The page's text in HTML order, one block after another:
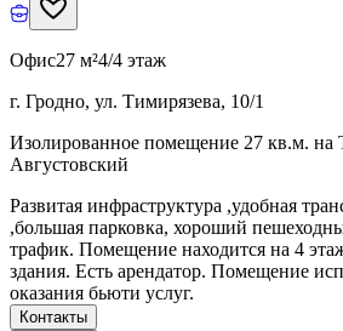
Офис27 м²4/4 этаж
г. Гродно, ул. Тимирязева, 10/1
Изолированное помещение 27 кв.м. на
Августовский
Развитая инфраструктура ,удобная
,большая парковка, хороший
трафик. Помещение находится на 4
здания. Есть арендатор. Помещение
оказания бьюти услуг.
Контакты